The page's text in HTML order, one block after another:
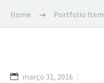
Home Portfolio Item
março 31, 2016